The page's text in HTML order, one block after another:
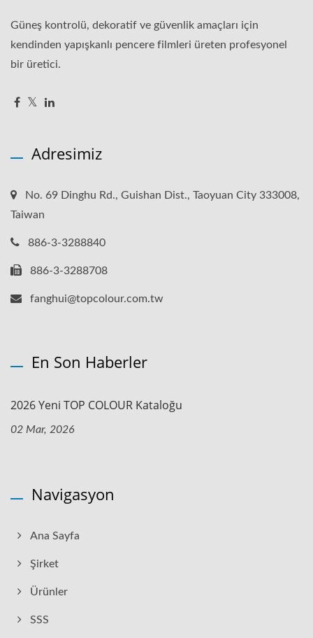
Güneş kontrolü, dekoratif ve güvenlik amaçları için
kendinden yapışkanlı pencere filmleri üreten profesyonel
bir üretici.
Adresimiz
No. 69 Dinghu Rd., Guishan Dist., Taoyuan City 333008,
Taiwan
886-3-3288840
886-3-3288708
fanghui@topcolour.com.tw
En Son Haberler
2026 Yeni TOP COLOUR Kataloğu
02 Mar, 2026
Navigasyon
Ana Sayfa
Şirket
Ürünler
SSS